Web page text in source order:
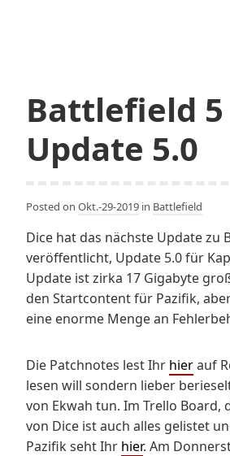
Battlefield 5
Update 5.0
Posted on Okt.-29-2019 in Battlefield
Dice hat das nächste Update zu
veröffentlicht, Update 5.0 für
Update ist zirka 17 Gigabyte
den Startcontent für Pazifik,
eine enorme Menge an
Die Patchnotes lest Ihr hierauf
lesen will sondern lieber
von Ekwah tun. Im Trello Board,
von Dice ist auch alles gelistet
Pazifik seht Ihr hier. Am